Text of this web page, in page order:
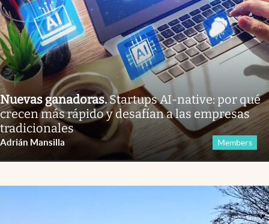
Nuevas ganadoras.Startups AI-native: por qué
crecen más rápido y desafían a las empresas
tradicionales
Adrián Mansilla Members